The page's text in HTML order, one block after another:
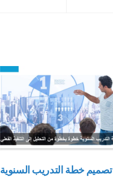
تصميم خطة التدريب السنوية